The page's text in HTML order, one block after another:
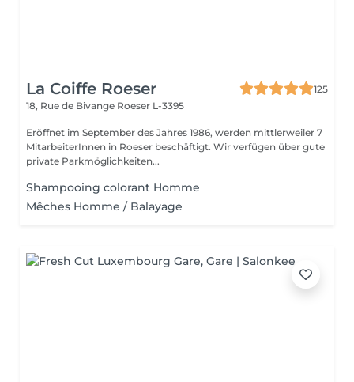
La Coiffe Roeser
125
18, Rue de Bivange Roeser L-3395
Eröffnet im September des Jahres 1986, werden mittlerweiler 7
MitarbeiterInnen in Roeser beschäftigt. Wir verfügen über gute
private Parkmöglichkeiten...
Shampooing colorant Homme
Mêches Homme / Balayage